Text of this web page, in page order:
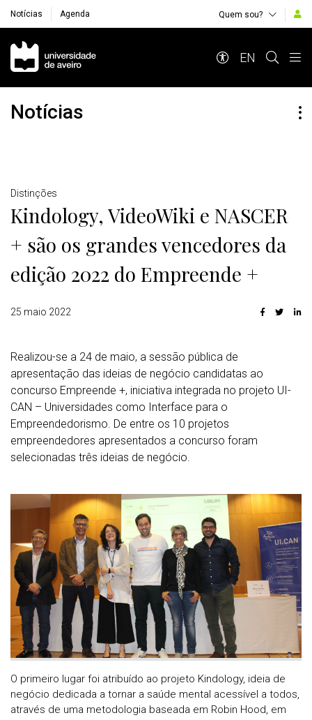
Notícias Agenda Quem sou?
Navegação Principal
EN
Notícias
Detalhes
Distinções
Kindology, VideoWiki e NASCER
+ são os grandes vencedores da
edição 2022 do Empreende +
25 maio 2022
Realizou-se a 24 de maio, a sessão pública de
apresentação das ideias de negócio candidatas ao
concurso Empreende +, iniciativa integrada no projeto UI-
CAN – Universidades como Interface para o
Empreendedorismo. De entre os 10 projetos
empreendedores apresentados a concurso foram
selecionadas três ideias de negócio.
O primeiro lugar foi atribuído ao projeto Kindology, ideia de
negócio dedicada a tornar a saúde mental acessível a todos,
através de uma metodologia baseada em Robin Hood, em